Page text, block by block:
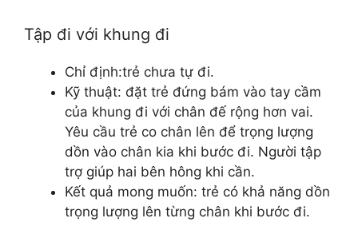
Tập đi với khung đi
Chỉ định:trẻ chưa tự đi.
Kỹ thuật: đặt trẻ đứng bám vào tay cầm
của khung đi với chân đế rộng hơn vai.
Yêu cầu trẻ co chân lên để trọng lượng
dồn vào chân kia khi bước đi. Người tập
trợ giúp hai bên hông khi cần.
Kết quả mong muốn: trẻ có khả năng dồn
trọng lượng lên từng chân khi bước đi.